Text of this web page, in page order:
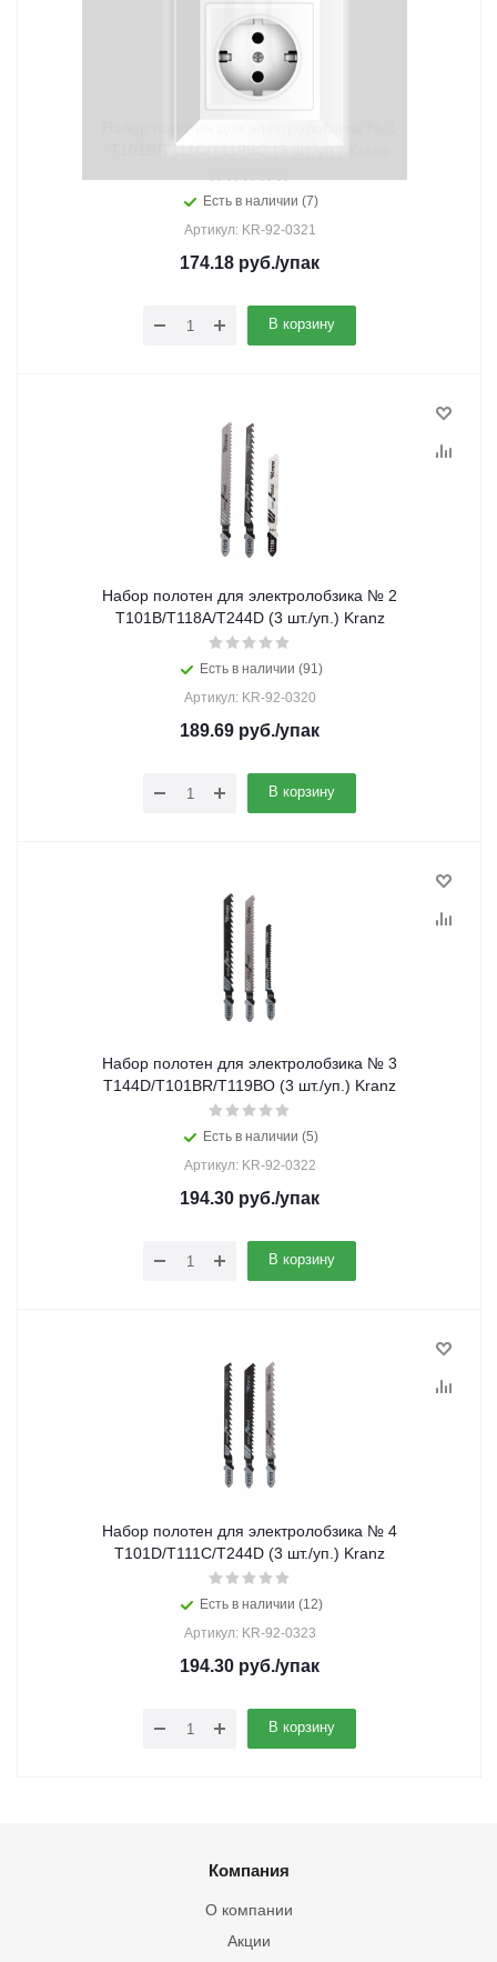
Набор полотен для электролобзика № 1
T101B/T111C/T119BO (3 шт./уп.) Kranz
Есть в наличии (7)
Артикул: KR-92-0321
174.18 руб./упак
В корзину
Набор полотен для электролобзика № 2
T101B/T118A/T244D (3 шт./уп.) Kranz
Есть в наличии (91)
Артикул: KR-92-0320
189.69 руб./упак
В корзину
Набор полотен для электролобзика № 3
T144D/T101BR/T119BO (3 шт./уп.) Kranz
Есть в наличии (5)
Артикул: KR-92-0322
194.30 руб./упак
В корзину
Набор полотен для электролобзика № 4
T101D/T111C/T244D (3 шт./уп.) Kranz
Есть в наличии (12)
Артикул: KR-92-0323
194.30 руб./упак
В корзину
Компания
О компании
Акции